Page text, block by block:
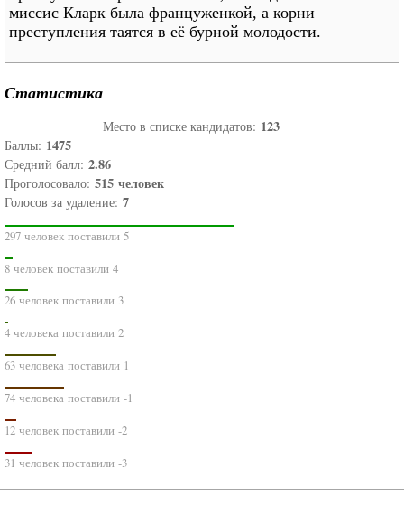
миссис Кларк была француженкой, а корни
преступления таятся в её бурной молодости.
Статистика
Место в списке кандидатов: 123
Баллы: 1475
Средний балл: 2.86
Проголосовало: 515 человек
Голосов за удаление: 7
297 человек поставили 5
8 человек поставили 4
26 человек поставили 3
4 человека поставили 2
63 человека поставили 1
74 человека поставили -1
12 человек поставили -2
31 человек поставили -3